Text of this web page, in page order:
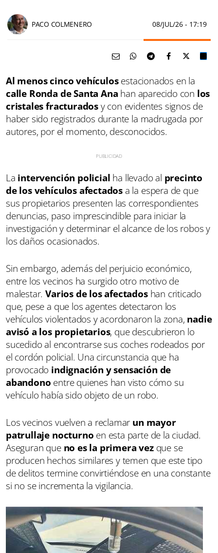
PACO COLMENERO 08/JUL/26 - 17:19
Al menos cinco vehículosestacionados en la
calle Ronda de Santa Ana han aparecido con los
cristales fracturadosy con evidentes signos de
haber sido registrados durante la madrugada por
autores, por el momento, desconocidos.
La intervención policial ha llevado al precinto
de los vehículos afectados a la espera de que
sus propietarios presenten las correspondientes
denuncias, paso imprescindible para iniciar la
investigación y determinar el alcance de los robos y
los daños ocasionados.
Sin embargo, además del perjuicio económico,
entre los vecinos ha surgido otro motivo de
malestar.Varios de los afectadoshan criticado
que, pese a que los agentes detectaron los
vehículos violentados y acordonaron la zona, nadie
avisó a los propietarios, que descubrieron lo
sucedido al encontrarse sus coches rodeados por
el cordón policial. Una circunstancia que ha
provocado indignación y sensación de
abandono entre quienes han visto cómo su
vehículo había sido objeto de un robo.
Los vecinos vuelven a reclamar un mayor
patrullaje nocturno en esta parte de la ciudad.
Aseguran que no es la primera vezque se
producen hechos similares y temen que este tipo
de delitos termine convirtiéndose en una constante
si no se incrementa la vigilancia.